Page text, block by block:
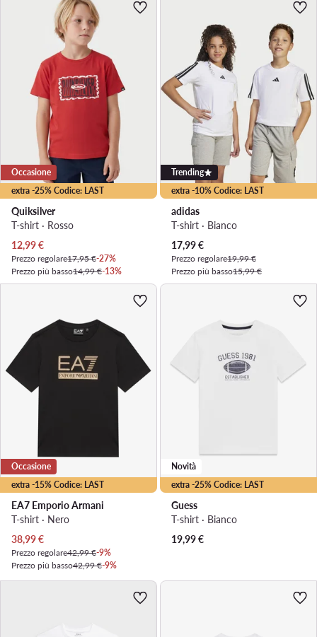
extra -25% Codice: LAST
Occasione
Quiksilver
T-shirt · Rosso
Prezzo attuale
12,99€
Prezzo regolare17,95 €-27%
Prezzo più basso14,99 €-13%
extra -10% Codice: LAST
Trending
adidas
T-shirt · Bianco
Prezzo attuale
17,99€
Prezzo regolare19,99 €
Prezzo più basso15,99 €
extra -15% Codice: LAST
Occasione
EA7 Emporio Armani
T-shirt · Nero
Prezzo attuale
38,99€
Prezzo regolare42,99 €-9%
Prezzo più basso42,99 €-9%
extra -25% Codice: LAST
Novità
Guess
T-shirt · Bianco
19,99€